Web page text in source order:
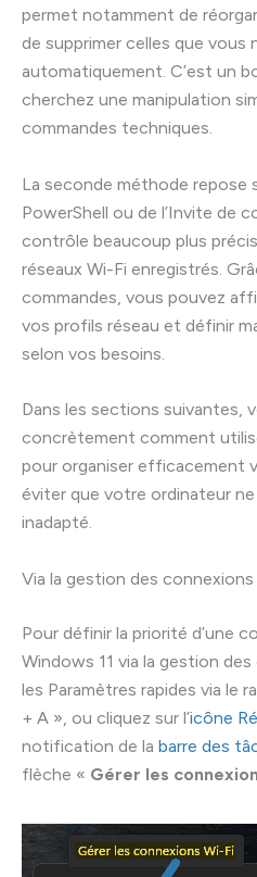
permet notamment de
de supprimer celles que vous
automatiquement. C’est un
cherchez une manipulation
commandes techniques.
La seconde méthode repose
PowerShell ou de l’Invite de
contrôle beaucoup plus
réseaux Wi-Fi enregistrés.
commandes, vous pouvez
vos profils réseau et définir
selon vos besoins.
Dans les sections suivantes,
concrètement comment
pour organiser efficacement
éviter que votre ordinateur
inadapté.
Via la gestion des connexions
Pour définir la priorité d’une
Windows 11 via la gestion
les Paramètres rapides via le
+ A », ou cliquez sur l’icône
notification de la barre des
flèche « Gérer les